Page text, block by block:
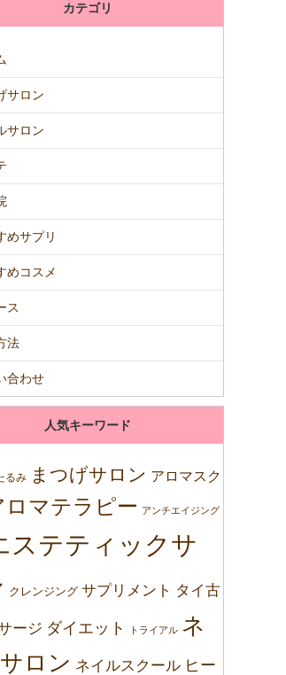
カテゴリ
サロン
サロン
めサプリ
めコスメ
ス
法
合わせ
人気キーワード
るみ まつげサロン アロマスク
ロマテラピー アンチエイジング
ステティックサ
クレンジング サプリメント タイ古
ージ ダイエット トライアル ネ
ロン ネイルスクール ヒー